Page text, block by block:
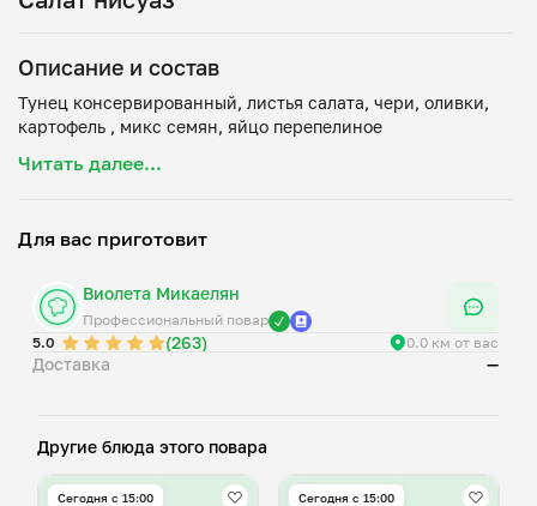
Описание и состав
Тунец консервированный, листья салата, чери, оливки,
Читать далее...
Для вас приготовит
Виолета Микаелян
Профессиональный повар
5.0
(263) 0.0 км от вас
Доставка —
Другие блюда этого повара
Сегодня с 15:00 Сегодня с 15:00